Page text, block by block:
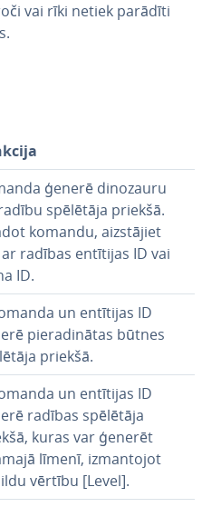
vai rīki netiek parādīti
ģenerē dinozauru
spēlētāja priekšā.
komandu, aiz­stā­jiet
radības entītijas ID vai
ID.
un entītijas ID
pie­ra­di­nā­tas būtnes
priekšā.
un entītijas ID
radības spēlētāja
kuras var ģenerēt
līmenī, iz­man­to­jot
vērtību [Level].